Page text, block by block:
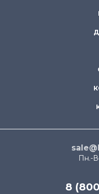
Пн.-
8